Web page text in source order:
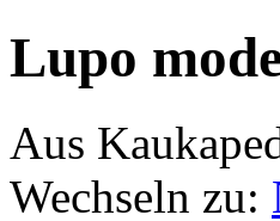
Lupo
Aus
Wechseln zu: